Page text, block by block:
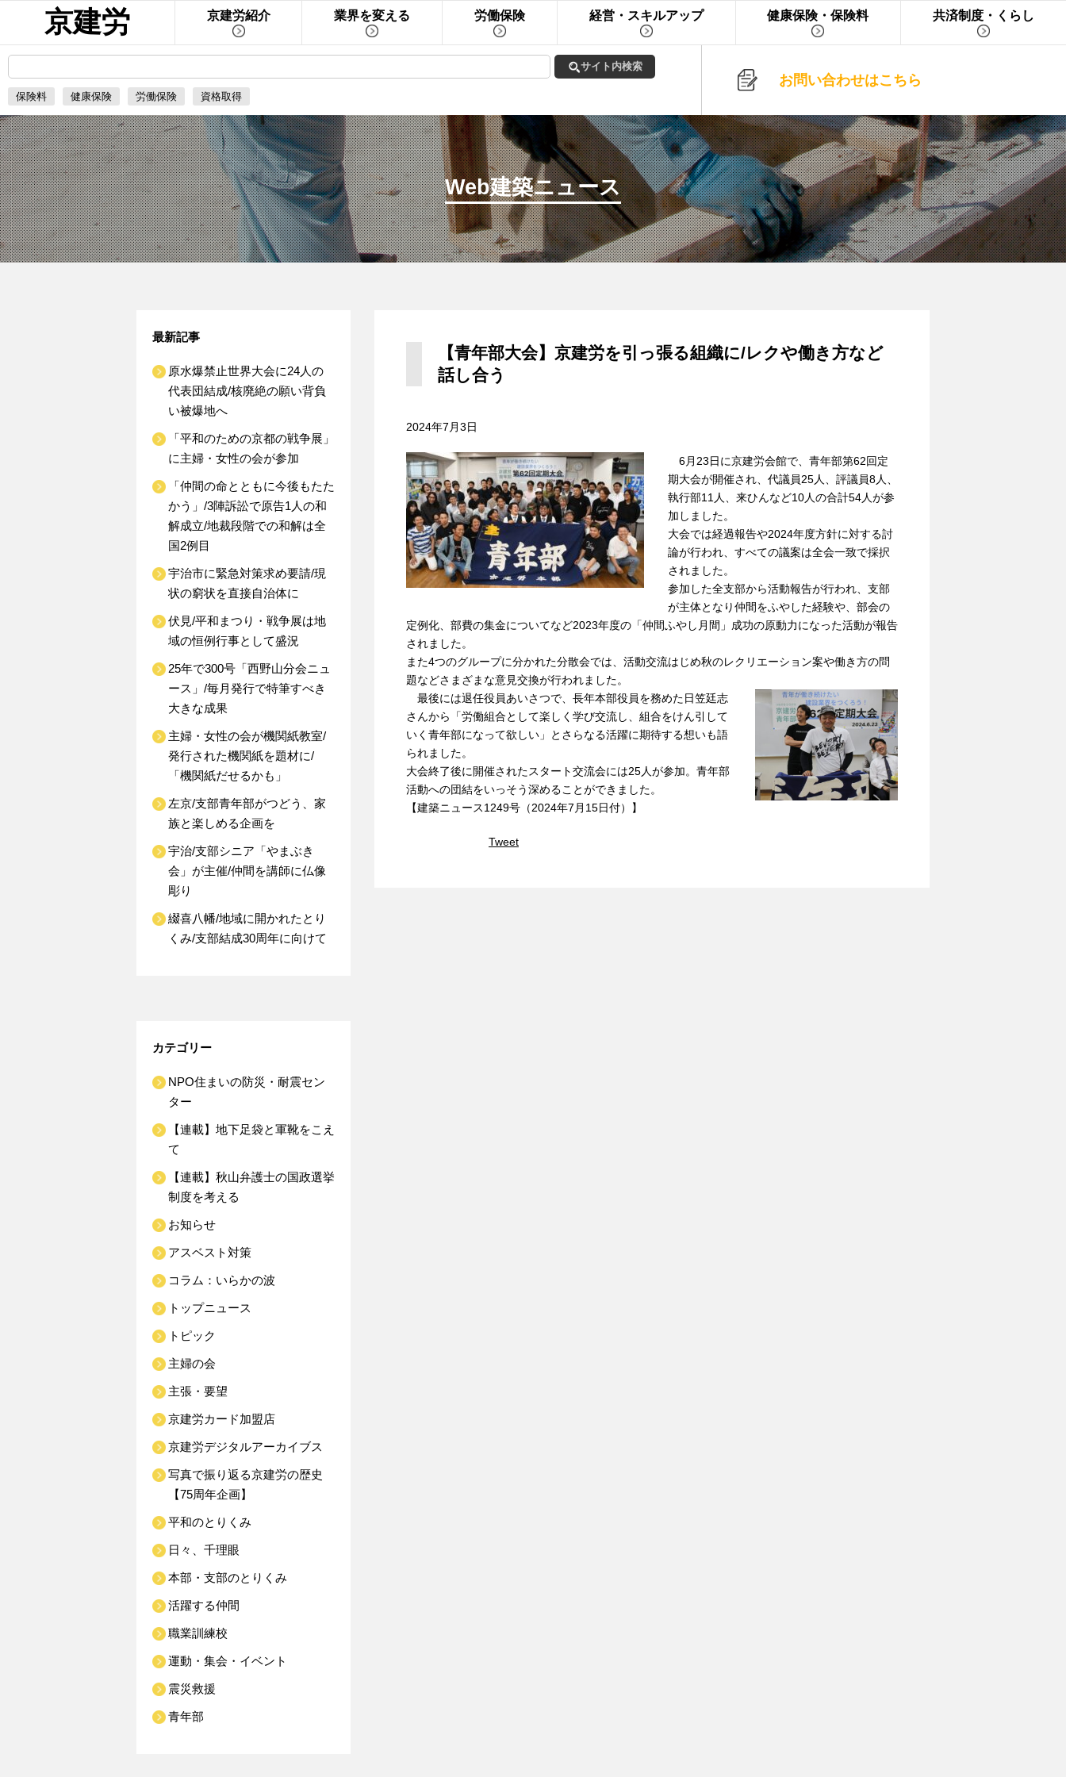
京建労 京建労紹介 業界を変える 労働保険 経営・スキルアップ 健康保険・保険料 共済制度・くらし
保険料 健康保険 労働保険 資格取得
お問い合わせはこちら
Web建築ニュース
【青年部大会】京建労を引っ張る組織に/レクや働き方など
話し合う
2024年7月3日
6月23日に京建労会館で、青年部第62回定
期大会が開催され、代議員25人、評議員8人、
執行部11人、来ひんなど10人の合計54人が参
加しました。
大会では経過報告や2024年度方針に対する討
論が行われ、すべての議案は全会一致で採択
されました。
参加した全支部から活動報告が行われ、支部
が主体となり仲間をふやした経験や、部会の
定例化、部費の集金についてなど2023年度の「仲間ふやし月間」成功の原動力になった活動が報告
されました。
また4つのグループに分かれた分散会では、活動交流はじめ秋のレクリエーション案や働き方の問
題などさまざまな意見交換が行われました。
最後には退任役員あいさつで、長年本部役員を務めた日笠廷志
さんから「労働組合として楽しく学び交流し、組合をけん引して
いく青年部になって欲しい」とさらなる活躍に期待する想いも語
られました。
大会終了後に開催されたスタート交流会には25人が参加。青年部
活動への団結をいっそう深めることができました。
【建築ニュース1249号（2024年7月15日付）】
Tweet
最新記事
原水爆禁止世界大会に24人の
代表団結成/核廃絶の願い背負
い被爆地へ
「平和のための京都の戦争展」
に主婦・女性の会が参加
「仲間の命とともに今後もたた
かう」/3陣訴訟で原告1人の和
解成立/地裁段階での和解は全
国2例目
宇治市に緊急対策求め要請/現
状の窮状を直接自治体に
伏見/平和まつり・戦争展は地
域の恒例行事として盛況
25年で300号「西野山分会ニュ
ース」/毎月発行で特筆すべき
大きな成果
主婦・女性の会が機関紙教室/
発行された機関紙を題材に/
「機関紙だせるかも」
左京/支部青年部がつどう、家
族と楽しめる企画を
宇治/支部シニア「やまぶき
会」が主催/仲間を講師に仏像
彫り
綴喜八幡/地域に開かれたとり
くみ/支部結成30周年に向けて
カテゴリー
NPO住まいの防災・耐震セン
ター
【連載】地下足袋と軍靴をこえ
て
【連載】秋山弁護士の国政選挙
制度を考える
お知らせ
アスベスト対策
コラム：いらかの波
トップニュース
トピック
主婦の会
主張・要望
京建労カード加盟店
京建労デジタルアーカイブス
写真で振り返る京建労の歴史
【75周年企画】
平和のとりくみ
日々、千理眼
本部・支部のとりくみ
活躍する仲間
職業訓練校
運動・集会・イベント
震災救援
青年部